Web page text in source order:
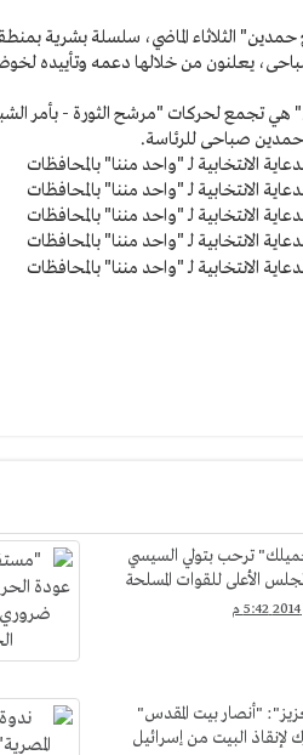
الثلاثاء الماضي، سلسلة بشرية
يعلنون من خلالها دعمه وتأييده
تجمع لحركات "مرشح الثورة - بأمر
صباحى للرئاسة.
ترحب بتولي السيسي
الأعلى للقوات المسلحة
"أنصار بيت المقدس"
لإنقاذ البيت من إسرائيل